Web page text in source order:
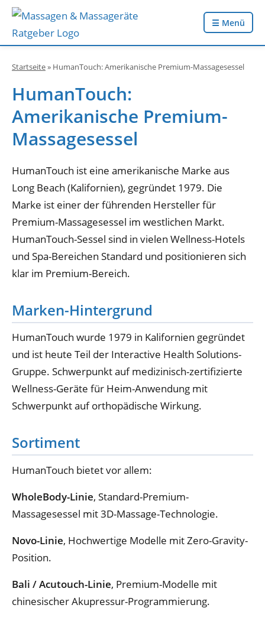
☰ Menü
Startseite» HumanTouch: Amerikanische Premium-Massagesessel
HumanTouch:
Amerikanische Premium-
Massagesessel
HumanTouch ist eine amerikanische Marke aus
Long Beach (Kalifornien), gegründet 1979. Die
Marke ist einer der führenden Hersteller für
Premium-Massagesessel im westlichen Markt.
HumanTouch-Sessel sind in vielen Wellness-Hotels
und Spa-Bereichen Standard und positionieren sich
klar im Premium-Bereich.
Marken-Hintergrund
HumanTouch wurde 1979 in Kalifornien gegründet
und ist heute Teil der Interactive Health Solutions-
Gruppe. Schwerpunkt auf medizinisch-zertifizierte
Wellness-Geräte für Heim-Anwendung mit
Schwerpunkt auf orthopädische Wirkung.
Sortiment
HumanTouch bietet vor allem:
WholeBody-Linie, Standard-Premium-
Massagesessel mit 3D-Massage-Technologie.
Novo-Linie, Hochwertige Modelle mit Zero-Gravity-
Position.
Bali / Acutouch-Linie, Premium-Modelle mit
chinesischer Akupressur-Programmierung.